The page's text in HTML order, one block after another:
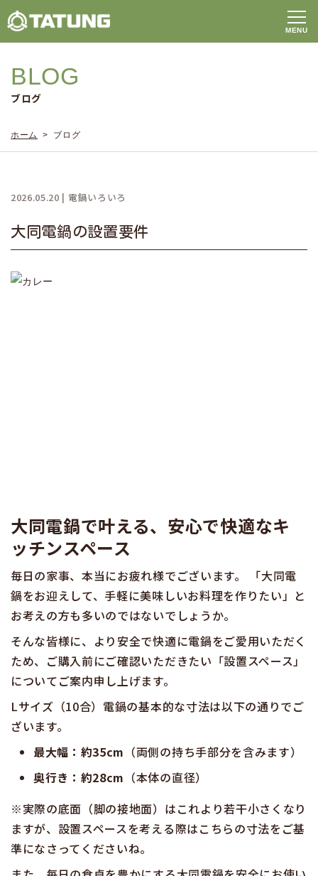
BLOG
ブログ
ホーム > ブログ
2026.05.20 | 電鍋いろいろ
大同電鍋の設置要件
大同電鍋で叶える、安心で快適なキ
ッチンスペース
毎日の家事、本当にお疲れ様でございます。 「大同電
鍋をお迎えして、手軽に美味しいお料理を作りたい」と
お考えの方も多いのではないでしょうか。
そんな皆様に、より安全で快適に電鍋をご愛用いただく
ため、ご購入前にご確認いただきたい「設置スペース」
についてご案内申し上げます。
Lサイズ（10合）電鍋の基本的な寸法は以下の通りでご
ざいます。
最大幅：約35cm （両側の持ち手部分を含みます）
奥行き：約28cm （本体の直径）
※実際の底面（脚の接地面）はこれより若干小さくなり
ますが、設置スペースを考える際はこちらの寸法をご基
準になさってくださいね。